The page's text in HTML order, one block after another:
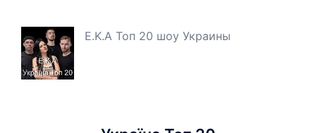
E.K.A Топ 20 шоу Украины